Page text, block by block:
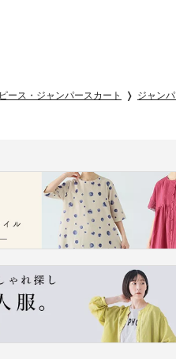
ース・ジャンパースカート ジャン